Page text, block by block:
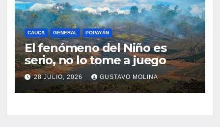
CAUCA GENERAL POPAYÁN
El fenómeno del Niño es
serio, no lo tome a juego
28 JULIO, 2026 GUSTAVO MOLINA